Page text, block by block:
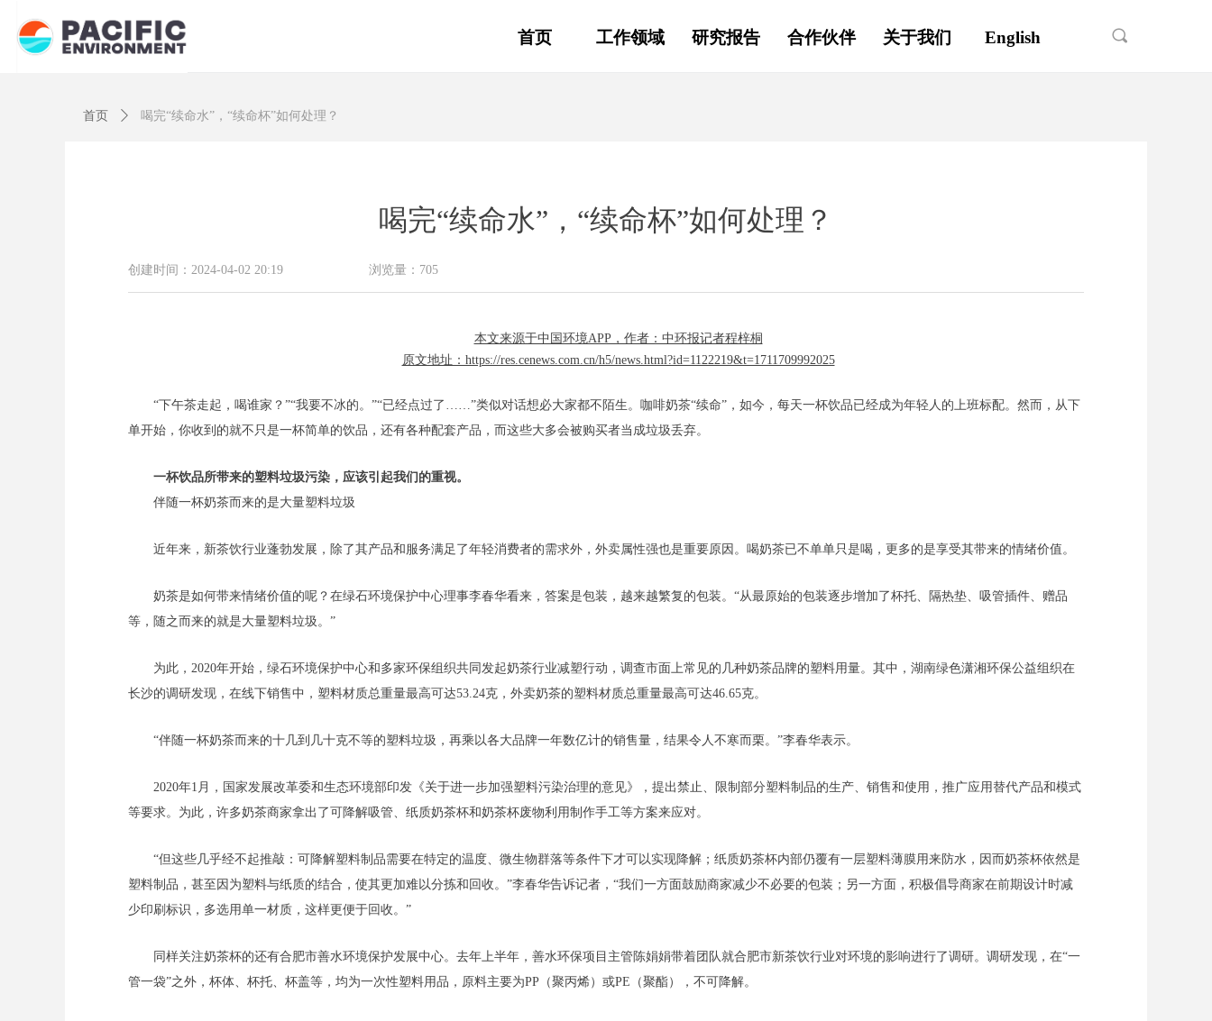
끠
首页 工作领域 研究报告 合作伙伴 关于我们 English
喝完“续命水”，“续命杯”如何处理？
本文来源于中国环境APP，作者：中环报记者程梓桐
原文地址：https://res.cenews.com.cn/h5/news.html?id=1122219&t=1711709992025
“下午茶走起，喝谁家？”“我要不冰的。”“已经点过了……”类似对话想必大家都不陌生。咖啡奶茶“续命”，如今，每天一杯饮品已经成为年轻人的上班标配。然而，从下
单开始，你收到的就不只是一杯简单的饮品，还有各种配套产品，而这些大多会被购买者当成垃圾丢弃。
一杯饮品所带来的塑料垃圾污染，应该引起我们的重视。
伴随一杯奶茶而来的是大量塑料垃圾
近年来，新茶饮行业蓬勃发展，除了其产品和服务满足了年轻消费者的需求外，外卖属性强也是重要原因。喝奶茶已不单单只是喝，更多的是享受其带来的情绪价值。
奶茶是如何带来情绪价值的呢？在绿石环境保护中心理事李春华看来，答案是包装，越来越繁复的包装。“从最原始的包装逐步增加了杯托、隔热垫、吸管插件、赠品
等，随之而来的就是大量塑料垃圾。”
为此，2020年开始，绿石环境保护中心和多家环保组织共同发起奶茶行业减塑行动，调查市面上常见的几种奶茶品牌的塑料用量。其中，湖南绿色潇湘环保公益组织在
长沙的调研发现，在线下销售中，塑料材质总重量最高可达53.24克，外卖奶茶的塑料材质总重量最高可达46.65克。
“伴随一杯奶茶而来的十几到几十克不等的塑料垃圾，再乘以各大品牌一年数亿计的销售量，结果令人不寒而栗。”李春华表示。
2020年1月，国家发展改革委和生态环境部印发《关于进一步加强塑料污染治理的意见》，提出禁止、限制部分塑料制品的生产、销售和使用，推广应用替代产品和模式
等要求。为此，许多奶茶商家拿出了可降解吸管、纸质奶茶杯和奶茶杯废物利用制作手工等方案来应对。
“但这些几乎经不起推敲：可降解塑料制品需要在特定的温度、微生物群落等条件下才可以实现降解；纸质奶茶杯内部仍覆有一层塑料薄膜用来防水，因而奶茶杯依然是
塑料制品，甚至因为塑料与纸质的结合，使其更加难以分拣和回收。”李春华告诉记者，“我们一方面鼓励商家减少不必要的包装；另一方面，积极倡导商家在前期设计时减
少印刷标识，多选用单一材质，这样更便于回收。”
同样关注奶茶杯的还有合肥市善水环境保护发展中心。去年上半年，善水环保项目主管陈娟娟带着团队就合肥市新茶饮行业对环境的影响进行了调研。调研发现，在“一
管一袋”之外，杯体、杯托、杯盖等，均为一次性塑料用品，原料主要为PP（聚丙烯）或PE（聚酯），不可降解。
创建时间： 2024-04-02 20:19 浏览量： 705
首页 ꄲ 喝完“续命水”，“续命杯”如何处理？